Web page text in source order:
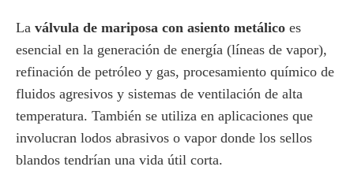
La válvula de mariposa con asiento metálico es
esencial en la generación de energía (líneas de vapor),
refinación de petróleo y gas, procesamiento químico de
fluidos agresivos y sistemas de ventilación de alta
temperatura. También se utiliza en aplicaciones que
involucran lodos abrasivos o vapor donde los sellos
blandos tendrían una vida útil corta.